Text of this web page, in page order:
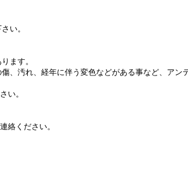
い。
ます。
、汚れ、経年に伴う変色などがある事など、アン
い。
絡ください。